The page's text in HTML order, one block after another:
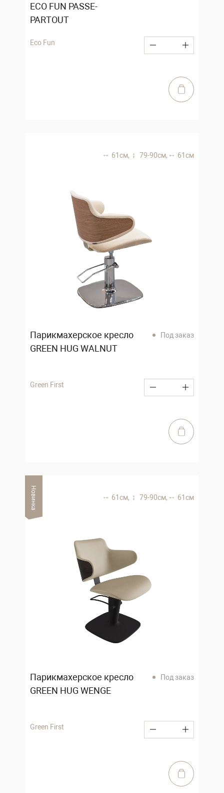
ECO FUN PASSE-
PARTOUT
Eco Fun
61 см, 79-90 см, 61 см
Парикмахерское кресло
GREEN HUG WALNUT
Под заказ
Green First
Новинка 61 см, 79-90 см, 61 см
Парикмахерское кресло
GREEN HUG WENGE
Под заказ
Green First